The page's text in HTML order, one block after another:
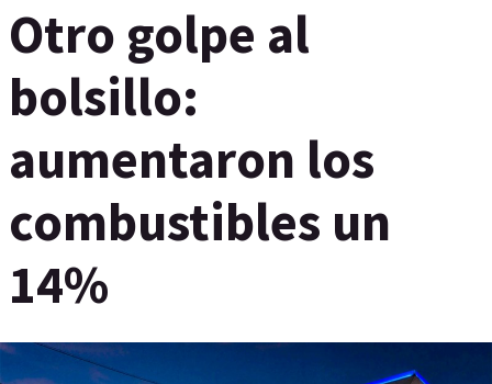
Otro golpe al
bolsillo:
aumentaron los
combustibles un
14%